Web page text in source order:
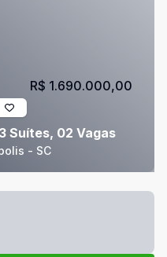
Suítes, 02 Vagas
- SC
R$ 1.690.000,00